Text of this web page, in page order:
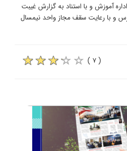
آموزش و با استناد به گزارش غیبت
و با رعایت سقف مجاز واحد نیمسال
( ۷ )